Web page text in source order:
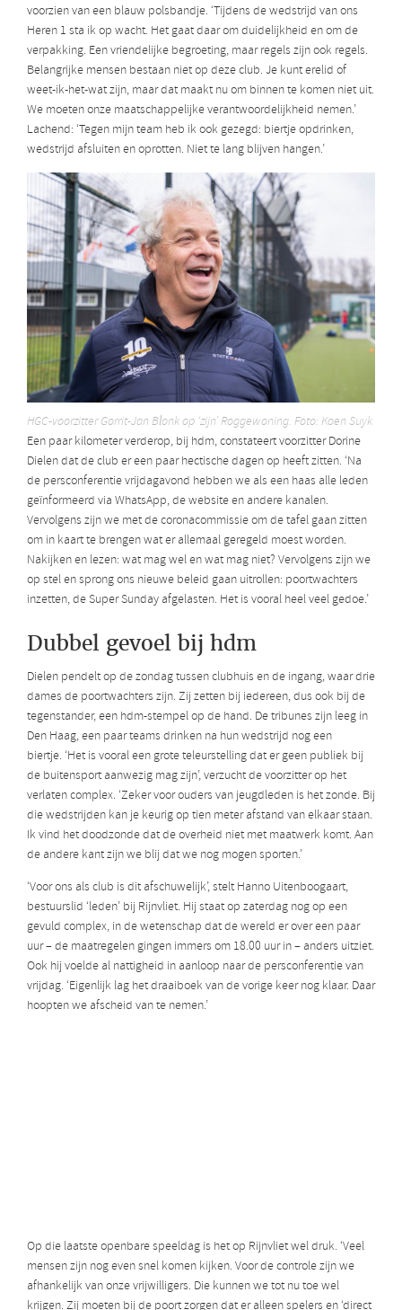
voorzien van een blauw polsbandje. ‘Tijdens de wedstrijd van ons
Heren 1 sta ik op wacht. Het gaat daar om duidelijkheid en om de
verpakking. Een vriendelijke begroeting, maar regels zijn ook regels.
Belangrijke mensen bestaan niet op deze club. Je kunt erelid of
weet-ik-het-wat zijn, maar dat maakt nu om binnen te komen niet uit.
We moeten onze maatschappelijke verantwoordelijkheid nemen.’
Lachend: ‘Tegen mijn team heb ik ook gezegd: biertje opdrinken,
wedstrijd afsluiten en oprotten. Niet te lang blijven hangen.’
HGC-voorzitter Gorrit-Jan Blonk op ‘zijn’ Roggewoning. Foto: Koen Suyk
Een paar kilometer verderop, bij hdm, constateert voorzitter Dorine
Dielen dat de club er een paar hectische dagen op heeft zitten. ‘Na
de persconferentie vrijdagavond hebben we als een haas alle leden
geïnformeerd via WhatsApp, de website en andere kanalen.
Vervolgens zijn we met de coronacommissie om de tafel gaan zitten
om in kaart te brengen wat er allemaal geregeld moest worden.
Nakijken en lezen: wat mag wel en wat mag niet? Vervolgens zijn we
op stel en sprong ons nieuwe beleid gaan uitrollen: poortwachters
inzetten, de Super Sunday afgelasten. Het is vooral heel veel gedoe.’
Dubbel gevoel bij hdm
Dielen pendelt op de zondag tussen clubhuis en de ingang, waar drie
dames de poortwachters zijn. Zij zetten bij iedereen, dus ook bij de
tegenstander, een hdm-stempel op de hand. De tribunes zijn leeg in
Den Haag, een paar teams drinken na hun wedstrijd nog een
biertje. ‘Het is vooral een grote teleurstelling dat er geen publiek bij
de buitensport aanwezig mag zijn’, verzucht de voorzitter op het
verlaten complex. ‘Zeker voor ouders van jeugdleden is het zonde. Bij
die wedstrijden kan je keurig op tien meter afstand van elkaar staan.
Ik vind het doodzonde dat de overheid niet met maatwerk komt. Aan
de andere kant zijn we blij dat we nog mogen sporten.’
‘Voor ons als club is dit afschuwelijk’, stelt Hanno Uitenboogaart,
bestuurslid ‘leden’ bij Rijnvliet. Hij staat op zaterdag nog op een
gevuld complex, in de wetenschap dat de wereld er over een paar
uur – de maatregelen gingen immers om 18.00 uur in – anders uitziet.
Ook hij voelde al nattigheid in aanloop naar de persconferentie van
vrijdag. ‘Eigenlijk lag het draaiboek van de vorige keer nog klaar. Daar
hoopten we afscheid van te nemen.’
Op die laatste openbare speeldag is het op Rijnvliet wel druk. ‘Veel
mensen zijn nog even snel komen kijken. Voor de controle zijn we
afhankelijk van onze vrijwilligers. Die kunnen we tot nu toe wel
krijgen. Zij moeten bij de poort zorgen dat er alleen spelers en ‘direct